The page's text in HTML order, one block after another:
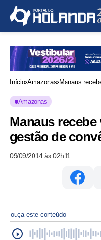
Início Amazonas Manaus
Amazonas
Manaus
gestão de
09/09/2014 às 02h11
ouça este conteúdo